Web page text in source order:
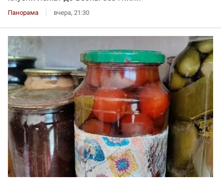
Панорама вчера, 21:30